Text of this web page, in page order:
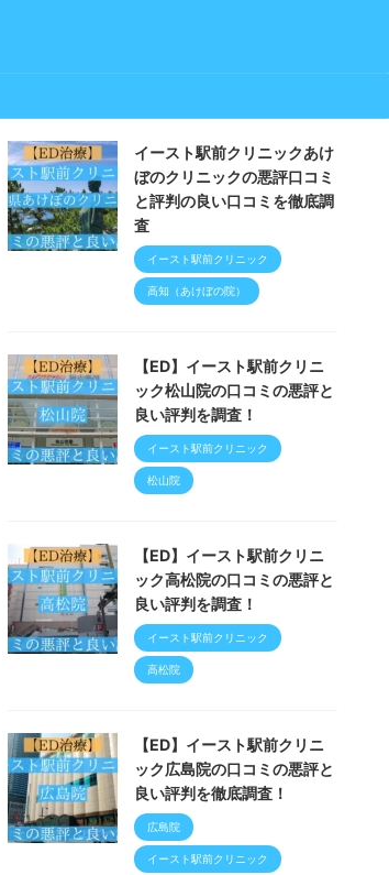
イースト駅前クリニックあけ
ぼのクリニックの悪評口コミ
と評判の良い口コミを徹底調
査
イースト駅前クリニック
高知（あけぼの院）
【ED】イースト駅前クリニ
ック松山院の口コミの悪評と
良い評判を調査！
イースト駅前クリニック
松山院
【ED】イースト駅前クリニ
ック高松院の口コミの悪評と
良い評判を調査！
イースト駅前クリニック
高松院
【ED】イースト駅前クリニ
ック広島院の口コミの悪評と
良い評判を徹底調査！
広島院
イースト駅前クリニック